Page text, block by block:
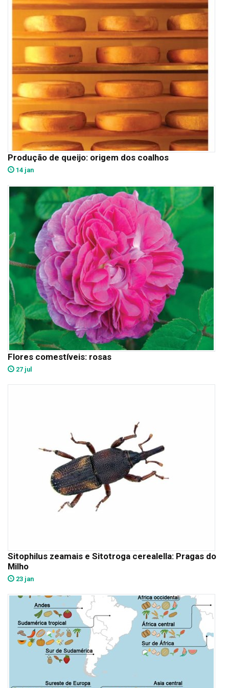
Produção de queijo: origem dos coalhos
14 jan
Flores comestíveis: rosas
27 jul
Sitophilus zeamais e Sitotroga cerealella: Pragas do
Milho
23 jan